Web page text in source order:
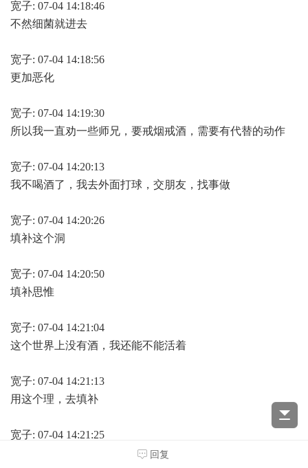
宽子: 07-04 14:18:46
不然细菌就进去
宽子: 07-04 14:18:56
更加恶化
宽子: 07-04 14:19:30
所以我一直劝一些师兄，要戒烟戒酒，需要有代替的动作
宽子: 07-04 14:20:13
我不喝酒了，我去外面打球，交朋友，找事做
宽子: 07-04 14:20:26
填补这个洞
宽子: 07-04 14:20:50
填补思惟
宽子: 07-04 14:21:04
这个世界上没有酒，我还能不能活着
宽子: 07-04 14:21:13
用这个理，去填补
宽子: 07-04 14:21:25
回复